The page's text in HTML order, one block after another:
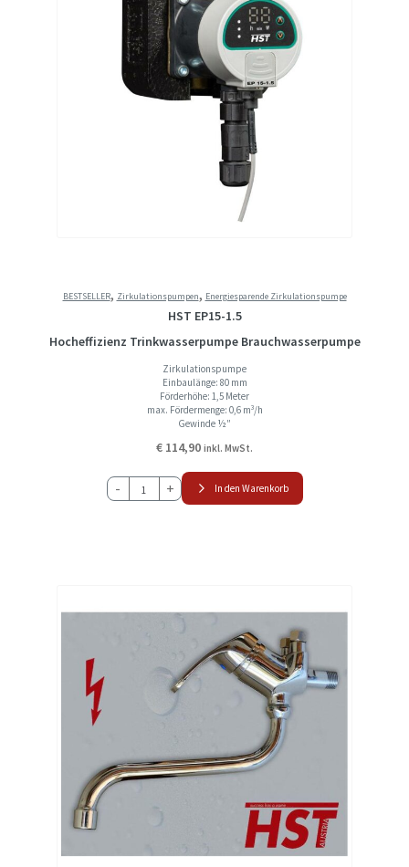
BESTSELLER, Zirkulationspumpen, Energiesparende Zirkulationspumpe
HST EP15-1.5
Hocheffizienz Trinkwasserpumpe Brauchwasserpumpe
Zirkulationspumpe
Einbaulänge: 80 mm
Förderhöhe: 1,5 Meter
max. Fördermenge: 0,6 m³/h
Gewinde ½″
€ 114,90 inkl. MwSt.
-
EP15-
+ In den Warenkorb